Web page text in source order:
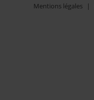
Mentions légales
|